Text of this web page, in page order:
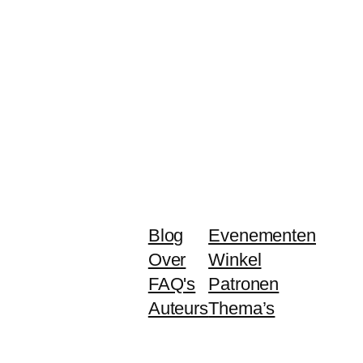
Blog
Over
FAQ's
Auteurs
Evenementen
Winkel
Patronen
Thema’s